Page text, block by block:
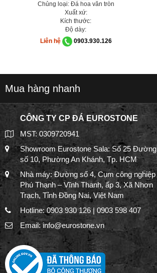
Chủng loại: Đá hoa văn tròn
Xuất xứ:
Kích thước:
Độ dày:
Liên hệ
0903.930.126
Mua hàng nhanh
CÔNG TY CP ĐÁ EUROSTONE
MST: 0309720941
Showroom Eurostone Sala: Số 25 Đường
số 10, Phường An Khánh, Tp. HCM
Nhà máy: Đường số 4, Cụm công nghiệp
Phú Thạnh – Vĩnh Thanh, ấp 3, Xã Nhơn
Trạch, Tỉnh Đồng Nai, Việt Nam
Hotline: 0903 930 126 | 0903 598 407
Email: info@eurostone.vn